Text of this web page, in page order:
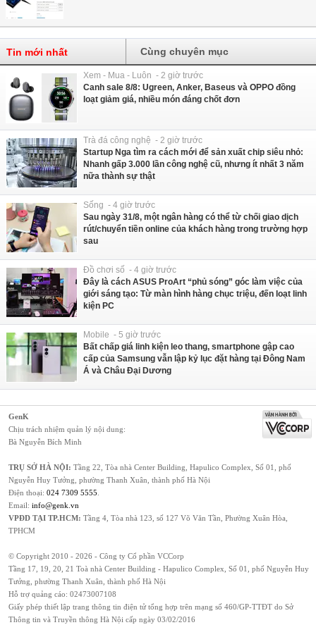
Tin mới nhất Cùng chuyên mục
Xem - Mua - Luôn - 2 giờ trước
Canh sale 8/8: Ugreen, Anker, Baseus và OPPO đồng
loạt giảm giá, nhiều món đáng chốt đơn
Trà đá công nghệ - 2 giờ trước
Startup Nga tìm ra cách mới để sản xuất chip siêu nhỏ:
Nhanh gấp 3.000 lần công nghệ cũ, nhưng ít nhất 3 năm
nữa thành sự thật
Sống - 4 giờ trước
Sau ngày 31/8, một ngân hàng có thể từ chối giao dịch
rút/chuyển tiền online của khách hàng trong trường hợp
sau
Đồ chơi số - 4 giờ trước
Đây là cách ASUS ProArt “phủ sóng” góc làm việc của
giới sáng tạo: Từ màn hình hàng chục triệu, đến loạt linh
kiện PC
Mobile - 5 giờ trước
Bất chấp giá linh kiện leo thang, smartphone gập cao
cấp của Samsung vẫn lập kỷ lục đặt hàng tại Đông Nam
Á và Châu Đại Dương
GenK
Chịu trách nhiệm quản lý nội dung:
Bà Nguyễn Bích Minh
TRỤ SỞ HÀ NỘI: Tầng 22, Tòa nhà Center Building, Hapulico Complex, Số 01, phố
Nguyễn Huy Tưởng, phường Thanh Xuân, thành phố Hà Nội
Điện thoại: 024 7309 5555
Email: info@genk.vn
VPĐD TẠI TP.HCM: Tầng 4, Tòa nhà 123, số 127 Võ Văn Tần, Phường Xuân Hòa,
TPHCM
© Copyright 2010 - 2026 - Công ty Cổ phần VCCorp
Tầng 17, 19, 20, 21 Toà nhà Center Building - Hapulico Complex, Số 01, phố Nguyễn Huy
Tưởng, phường Thanh Xuân, thành phố Hà Nội
Hỗ trợ quảng cáo: 02473007108
Giấy phép thiết lập trang thông tin điện tử tổng hợp trên mạng số 460/GP-TTĐT do Sở
Thông tin và Truyền thông Hà Nội cấp ngày 03/02/2016